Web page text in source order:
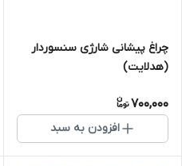
چراغ پیشانی شارژی سنسوردار
(هدلایت)
700,000
افزودن به سبد